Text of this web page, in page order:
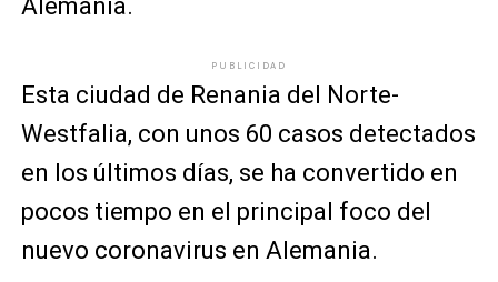
Alemania.
PUBLICIDAD
Esta ciudad de Renania del Norte-
Westfalia, con unos 60 casos detectados
en los últimos días, se ha convertido en
pocos tiempo en el principal foco del
nuevo coronavirus en Alemania.